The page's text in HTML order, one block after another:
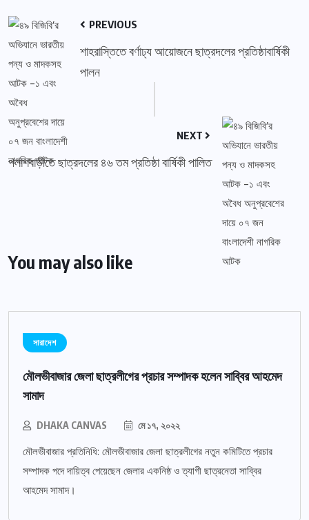
PREVIOUS
শাহরাস্তিতে বর্ণাঢ্য আয়োজনে ছাত্রদলের প্রতিষ্ঠাবার্ষিকী
পালন
NEXT
পলাশবাড়ীতে ছাত্রদলের ৪৬ তম প্রতিষ্ঠা বার্ষিকী পালিত
You may also like
সারাদেশ
মৌলভীবাজার জেলা ছাত্রলীগের প্রচার সম্পাদক হলেন সাব্বির আহমেদ
সামাদ
DHAKA CANVAS মে ১৭, ২০২২
মৌলভীবাজার প্রতিনিধি: মৌলভীবাজার জেলা ছাত্রলীগের নতুন কমিটিতে প্রচার
সম্পাদক পদে দায়িত্ব পেয়েছেন জেলার একনিষ্ঠ ও ত্যাগী ছাত্রনেতা সাব্বির
আহমেদ সামাদ।